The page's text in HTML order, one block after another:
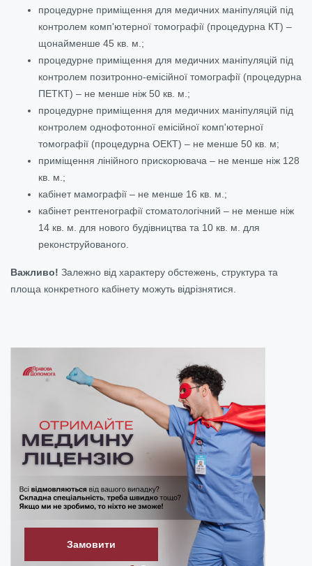
процедурне приміщення для медичних маніпуляцій під
контролем комп'ютерної томографії (процедурна КТ) –
щонайменше 45 кв. м.;
процедурне приміщення для медичних маніпуляцій під
контролем позитронно-емісійної томографії (процедурна
ПЕТКТ) – не менше ніж 50 кв. м.;
процедурне приміщення для медичних маніпуляцій під
контролем однофотонної емісійної комп'ютерної
томографії (процедурна ОЕКТ) – не менше 50 кв. м;
приміщення лінійного прискорювача – не менше ніж 128
кв. м.;
кабінет мамографії – не менше 16 кв. м.;
кабінет рентгенографії стоматологічний – не менше ніж
14 кв. м. для нового будівництва та 10 кв. м. для
реконструйованого.
Важливо! Залежно від характеру обстежень, структура та
площа конкретного кабінету можуть відрізнятися.
Замовити